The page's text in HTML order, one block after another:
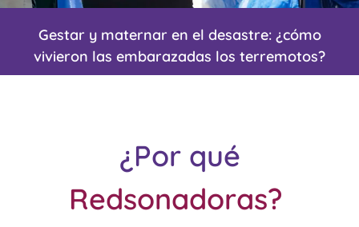
La dignidad del adiós: la lucha por rescatar a
sus seres queridos después de los terremotos
¿Por qué
Redsonadoras?